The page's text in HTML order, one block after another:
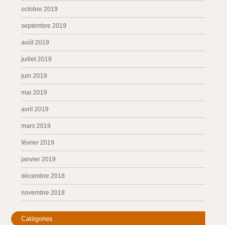
octobre 2019
septembre 2019
août 2019
juillet 2019
juin 2019
mai 2019
avril 2019
mars 2019
février 2019
janvier 2019
décembre 2018
novembre 2018
Catégories